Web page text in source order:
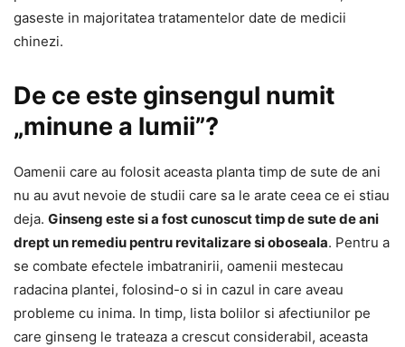
gaseste in majoritatea tratamentelor date de medicii
chinezi.
De ce este ginsengul numit
„minune a lumii”?
Oamenii care au folosit aceasta planta timp de sute de ani
nu au avut nevoie de studii care sa le arate ceea ce ei stiau
deja. Ginseng este si a fost cunoscut timp de sute de ani
drept un remediu pentru revitalizare si oboseala. Pentru a
se combate efectele imbatranirii, oamenii mestecau
radacina plantei, folosind-o si in cazul in care aveau
probleme cu inima. In timp, lista bolilor si afectiunilor pe
care ginseng le trateaza a crescut considerabil, aceasta